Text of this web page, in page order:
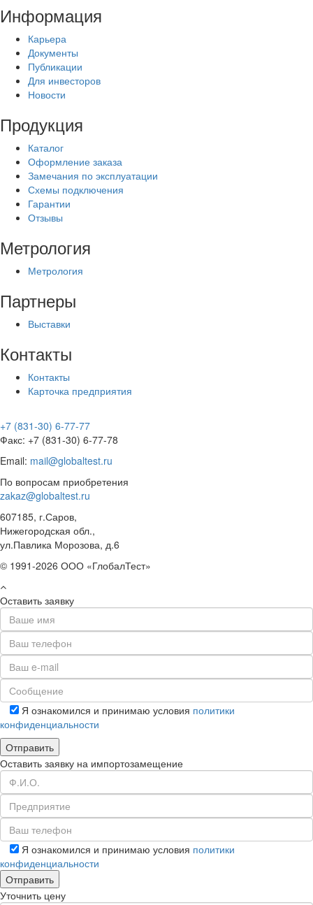
Информация
Карьера
Документы
Публикации
Для инвесторов
Новости
Продукция
Каталог
Оформление заказа
Замечания по эксплуатации
Схемы подключения
Гарантии
Отзывы
Метрология
Метрология
Партнеры
Выставки
Контакты
Контакты
Карточка предприятия
+7 (831-30) 6-77-77
Факс: +7 (831-30) 6-77-78
Email: mail@globaltest.ru
По вопросам приобретения
zakaz@globaltest.ru
607185, г.Саров,
Нижегородская обл.,
ул.Павлика Морозова, д.6
© 1991-2026 ООО «ГлобалТест»
Оставить заявку
Я ознакомился и принимаю условия политики
конфиденциальности
Оставить заявку на импортозамещение
Я ознакомился и принимаю условия политики
конфиденциальности
Уточнить цену